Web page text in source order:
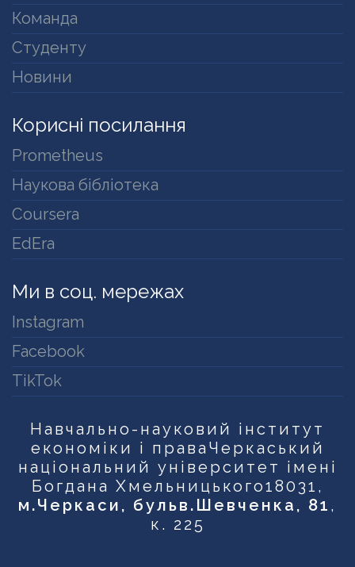
Команда
Студенту
Новини
Корисні посилання
Prometheus
Наукова бібліотека
Coursera
EdEra
Ми в соц. мережах
Instagram
Facebook
TikTok
Навчально-науковий інститут
економіки і права Черкаський
національний університет імені
Богдана Хмельницького18031,
м.Черкаси, бульв.Шевченка, 81 ,
к. 225